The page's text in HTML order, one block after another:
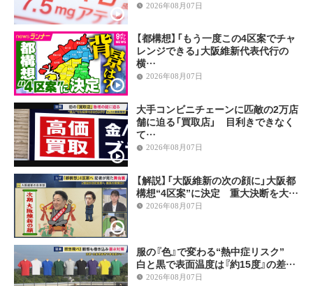
2026年08月07日
【都構想】「もう一度この4区案でチャ
レンジできる」大阪維新代表代行の
横…
2026年08月07日
大手コンビニチェーンに匹敵の2万店
舗に迫る「買取店」 目利きできなく
て…
2026年08月07日
【解説】「大阪維新の次の顔に」大阪都
構想“4区案”に決定 重大決断を大…
2026年08月07日
服の『色』で変わる“熱中症リスク”
白と黒で表面温度は『約15度』の差…
2026年08月07日